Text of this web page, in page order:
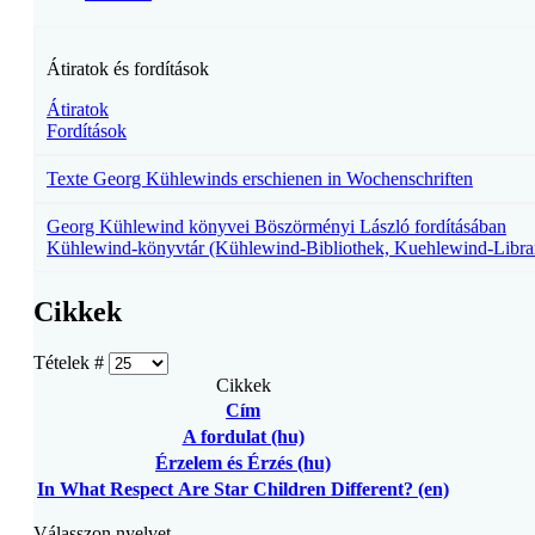
Átiratok és fordítások
Átiratok
Fordítások
Texte Georg Kühlewinds erschienen in Wochenschriften
Georg Kühlewind könyvei Böszörményi László fordításában
Kühlewind-könyvtár (Kühlewind-Bibliothek, Kuehlewind-
Cikkek
Tételek #
Cikkek
Cím
A fordulat (hu)
Érzelem és Érzés (hu)
In What Respect Are Star Children Different? (en)